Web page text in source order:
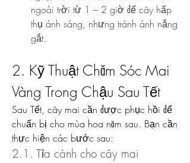
ngoài trời từ 1 – 2 giờ để cây hấp
thụ ánh sáng, nhưng tránh ánh nắng
gắt.
2. Kỹ Thuật Chăm Sóc Mai
Vàng Trong Chậu Sau Tết
Sau Tết, cây mai cần được phục hồi để
chuẩn bị cho mùa hoa năm sau. Bạn cần
thực hiện các bước sau:
2.1. Tỉa cành cho cây mai